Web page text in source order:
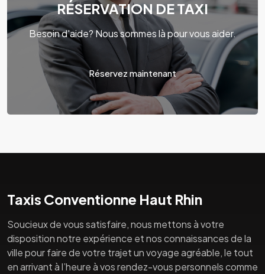
RÉSERVATION DE TAXI
Besoin d'aide? Nous sommes là pour vous aider.
Réservez maintenant
Taxis Conventionne Haut Rhin
Soucieux de vous satisfaire, nous mettons à votre
disposition notre expérience et nos connaissances de la
ville pour faire de votre trajet un voyage agréable, le tout
en arrivant à l’heure à vos rendez-vous personnels comme